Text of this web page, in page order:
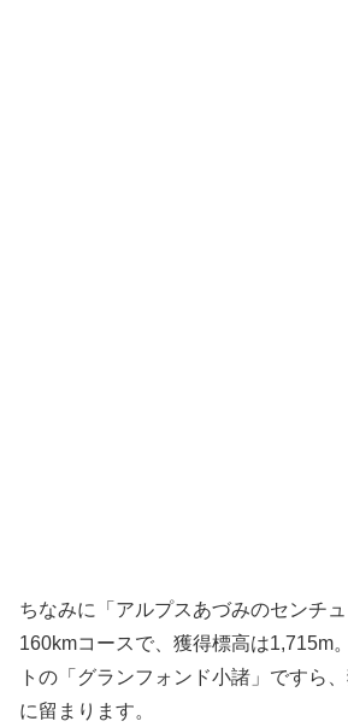
ちなみに「アルプスあづみのセンチ
160kmコースで、獲得標高は1,715m
トの「グランフォンド小諸」ですら
に留まります。